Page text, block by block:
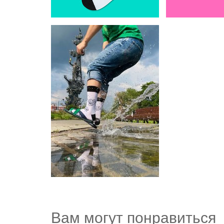
Вам могут понравиться